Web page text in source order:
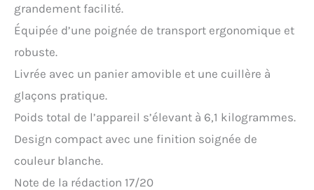
grandement facilité.
Équipée d’une poignée de transport ergonomique et
robuste.
Livrée avec un panier amovible et une cuillère à
glaçons pratique.
Poids total de l’appareil s’élevant à 6,1 kilogrammes.
Design compact avec une finition soignée de
couleur blanche.
Note de la rédaction 17/20